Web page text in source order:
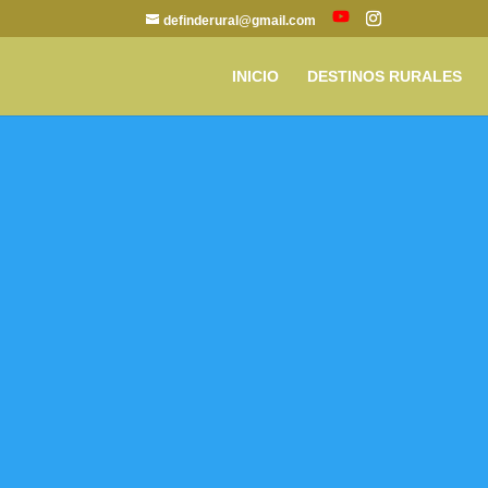
definderural@gmail.com
INICIO DESTINOS RURALES